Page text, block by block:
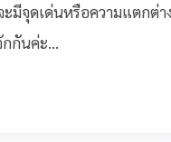
มีจุดเด่นหรือความแตกต่า
กันค่ะ…